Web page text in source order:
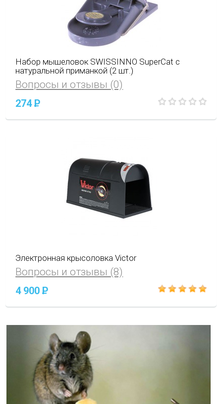
Набор мышеловок SWISSINNO SuperCat с
натуральной приманкой (2 шт.)
Вопросы и отзывы (0)
274P
Электронная крысоловка Victor
Вопросы и отзывы (8)
4 900P